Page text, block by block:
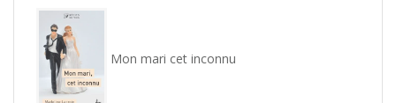
Mon mari cet inconnu